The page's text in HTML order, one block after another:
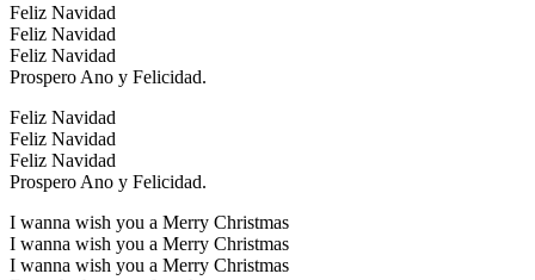
Feliz Navidad
Feliz Navidad
Feliz Navidad
Prospero Ano y Felicidad.
Feliz Navidad
Feliz Navidad
Feliz Navidad
Prospero Ano y Felicidad.
I wanna wish you a Merry Christmas
I wanna wish you a Merry Christmas
I wanna wish you a Merry Christmas